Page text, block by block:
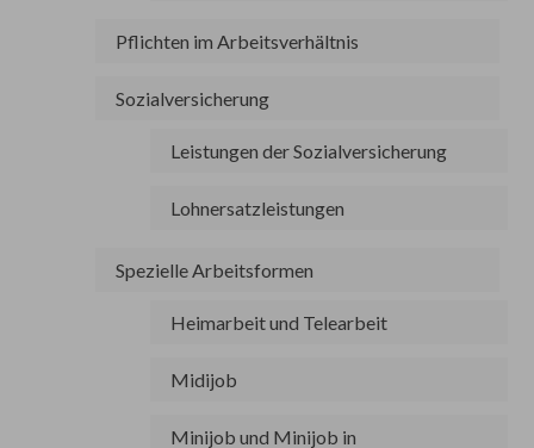
Pflichten im Arbeitsverhältnis
Sozialversicherung
Leistungen der Sozialversicherung
Lohnersatzleistungen
Spezielle Arbeitsformen
Heimarbeit und Telearbeit
Midijob
Minijob und Minijob in